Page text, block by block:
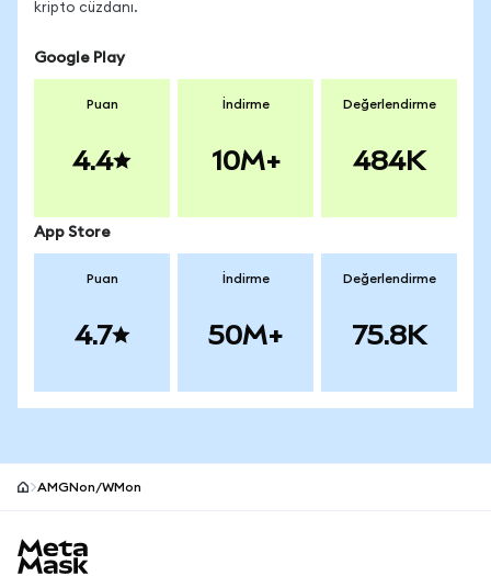
kripto cüzdanı.
Google Play
Puan
4.4
İndirme
10M+
Değerlendirme
484K
App Store
Puan
4.7
İndirme
50M+
Değerlendirme
75.8K
AMGNon/WMon